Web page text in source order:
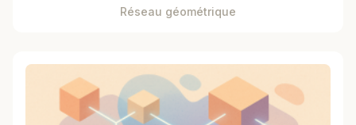
Réseau géométrique